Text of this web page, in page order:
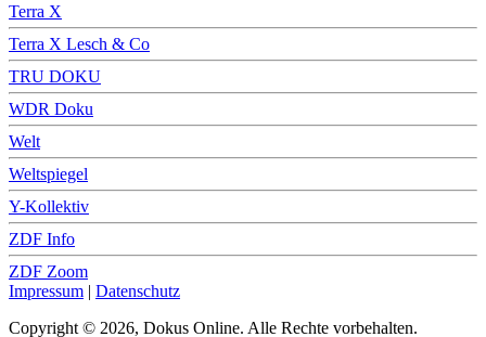
Terra X
Terra X Lesch & Co
TRU DOKU
WDR Doku
Welt
Weltspiegel
Y-Kollektiv
ZDF Info
ZDF Zoom
Impressum | Datenschutz
Copyright © 2026, Dokus Online. Alle Rechte vorbehalten.